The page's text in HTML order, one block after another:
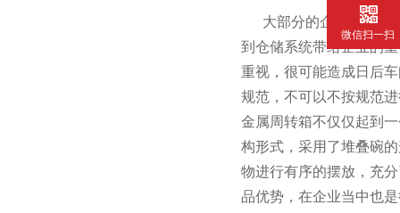
大部分的企业的仓储在规
到仓储系统带给企业的重
重视，很可能造成日
规范，不可以不按规范
金属周转箱不仅仅起到一
构形式，采用了堆叠碗
物进行有序的摆放，充
品优势，在企业当中也是
微信扫一扫